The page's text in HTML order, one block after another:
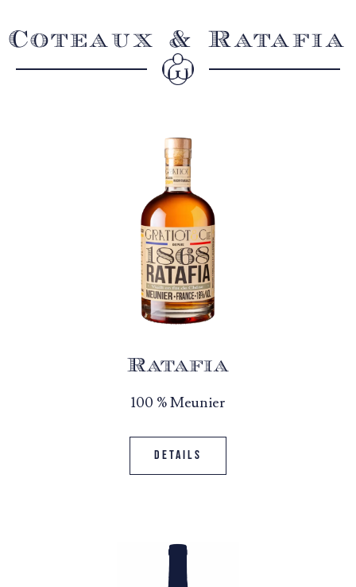
Coteaux & Ratafia
Ratafia
100 % Meunier
Details